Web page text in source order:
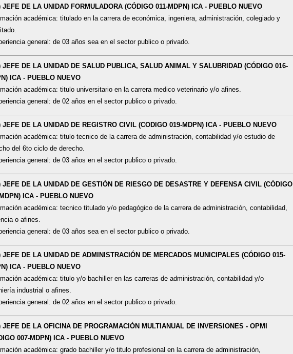
DE LA UNIDAD FORMULADORA (CÓDIGO 011-MDPN) ICA - PUEBLO NUEVO
académica: titulado en la carrera de económica, ingeniera, administración, colegiado y
general: de 03 años sea en el sector publico o privado.
DE LA UNIDAD DE SALUD PUBLICA, SALUD ANIMAL Y SALUBRIDAD (CÓDIGO 016-
ICA - PUEBLO NUEVO
académica: titulo universitario en la carrera medico veterinario y/o afines.
general: de 02 años en el sector publico o privado.
DE LA UNIDAD DE REGISTRO CIVIL (CODIGO 019-MDPN) ICA - PUEBLO NUEVO
académica: titulo tecnico de la carrera de administración, contabilidad y/o estudio de
del 6to ciclo de derecho.
general: de 03 años en el sector publico o privado.
DE LA UNIDAD DE GESTIÓN DE RIESGO DE DESASTRE Y DEFENSA CIVIL (CÓDIGO
ICA - PUEBLO NUEVO
académica: tecnico titulado y/o pedagógico de la carrera de administración, contabilidad,
o afines.
general: de 03 años sea en el sector publico o privado.
DE LA UNIDAD DE ADMINISTRACIÓN DE MERCADOS MUNICIPALES (CÓDIGO 015-
ICA - PUEBLO NUEVO
académica: titulo y/o bachiller en las carreras de administración, contabilidad y/o
industrial o afines.
general: de 02 años en el sector publico o privado.
DE LA OFICINA DE PROGRAMACIÓN MULTIANUAL DE INVERSIONES - OPMI
007-MDPN) ICA - PUEBLO NUEVO
académica: grado bachiller y/o titulo profesional en la carrera de administración,